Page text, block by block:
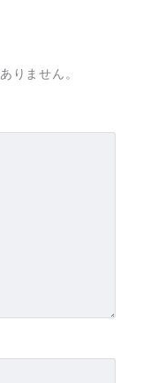
りません。